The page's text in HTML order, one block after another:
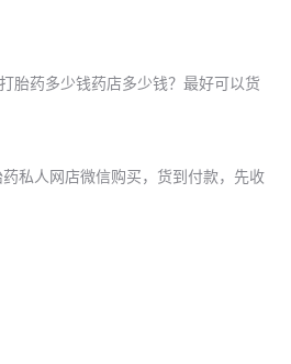
胎药多少钱药店多少钱？最好可以货
私人网店微信购买，货到付款，先收